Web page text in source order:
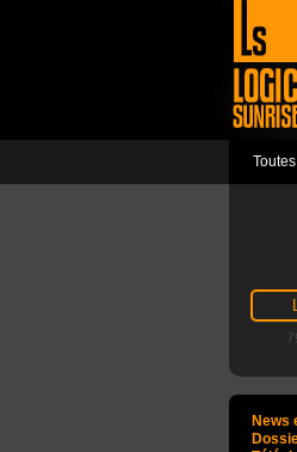
News